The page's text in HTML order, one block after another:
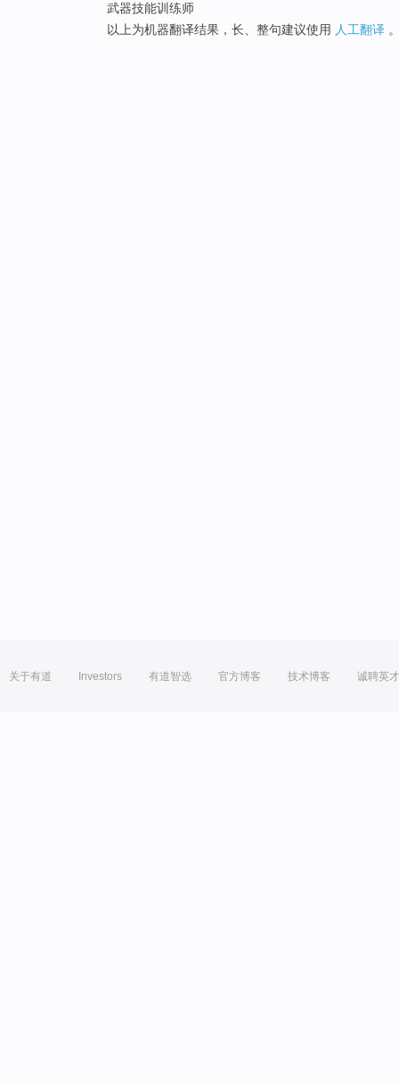
武器技能训练师
以上为机器翻译结果，长、整句建议使用 人工翻译
关于有道 Investors 有道智选 官方博客 技术博客 诚聘英才